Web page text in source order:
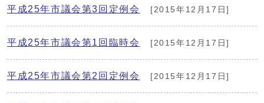
平成25年市議会第3回定例会 [2015年12月17日]
平成25年市議会第1回臨時会 [2015年12月17日]
平成25年市議会第2回定例会 [2015年12月17日]